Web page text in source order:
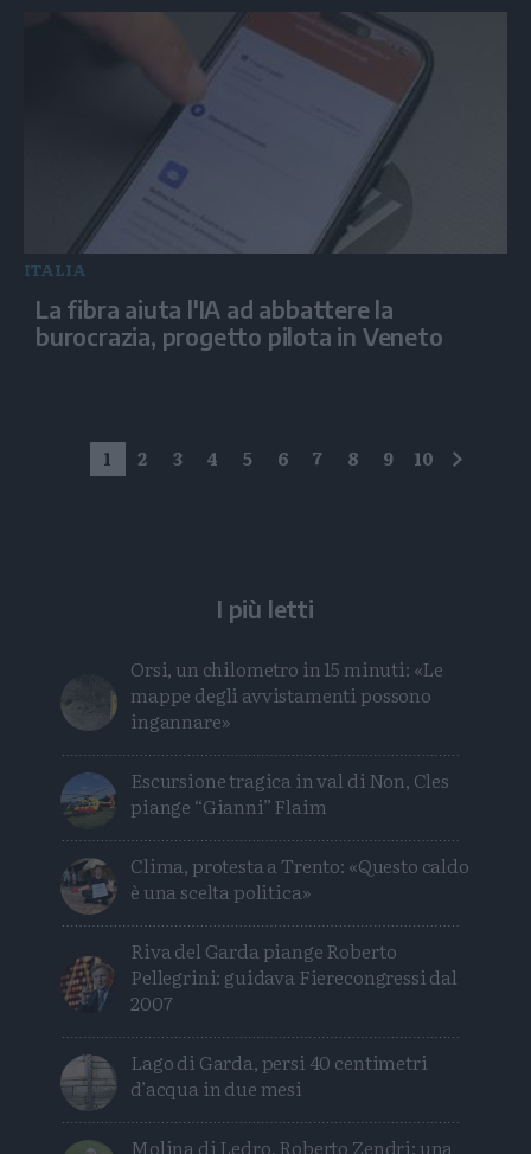
ITALIA
La fibra aiuta l'IA ad abbattere la
burocrazia, progetto pilota in Veneto
1 2 3 4 5 6 7 8 9 10
I più letti
Orsi, un chilometro in 15 minuti: «Le
mappe degli avvistamenti possono
ingannare»
Escursione tragica in val di Non, Cles
piange “Gianni” Flaim
Clima, protesta a Trento: «Questo caldo
è una scelta politica»
Riva del Garda piange Roberto
Pellegrini: guidava Fierecongressi dal
2007
Lago di Garda, persi 40 centimetri
d’acqua in due mesi
Molina di Ledro, Roberto Zendri: una